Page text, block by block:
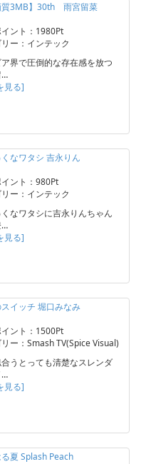
質3MB】30th 雨宮留菜
ント：1980Pt
ー：インテック
界で圧倒的な存在感を放つ
…
見る]
なワタシ 吉永りん
ント：980Pt
ー：インテック
なワタシに吉永りんちゃん
…
見る]
イッチ 堀口みなみ
ント：1500Pt
ー：Smash TV(Spice Visual)
うとっても清楚なスレンダ
…
見る]
夏 Splash Peach